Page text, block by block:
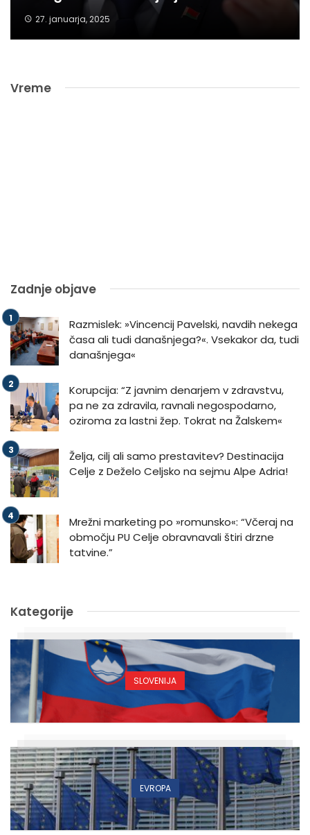
27. januarja, 2025
Vreme
Zadnje objave
Razmislek: »Vincencij Pavelski, navdih nekega
časa ali tudi današnjega?«. Vsekakor da, tudi
današnjega«
Korupcija: “Z javnim denarjem v zdravstvu,
pa ne za zdravila, ravnali negospodarno,
oziroma za lastni žep. Tokrat na Žalskem«
Želja, cilj ali samo prestavitev? Destinacija
Celje z Deželo Celjsko na sejmu Alpe Adria!
Mrežni marketing po »romunsko«: “Včeraj na
območju PU Celje obravnavali štiri drzne
tatvine.”
Kategorije
SLOVENIJA
EVROPA